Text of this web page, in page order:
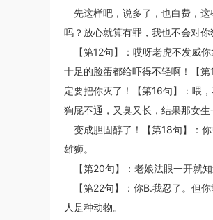
先这样吧，说多了，也白费，
吗？放心就算有罪，我也不会对你
【第12句】：哎呀老虎不发威
十足的脸蛋都给吓得不轻啊！【
定要把你灭了！【第16句】：喂
狗屁不通，又臭又长，结果那女生
变成胆固醇了！【第18句】：
雄狮。
【第20句】：老娘法眼一开就
【第22句】：你B.我忍了。但
人是种动物。